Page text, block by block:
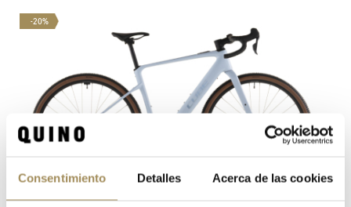
Consentimiento Detalles Acerca de las cookies
-20%